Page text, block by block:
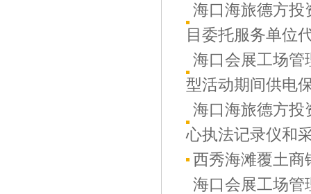
海口海旅德方投
目委托服务单位
海口会展工场管
型活动期间供电
海口海旅德方投
心执法记录仪和
西秀海滩覆土商
海口会展工场管